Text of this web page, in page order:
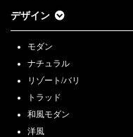
デザイン
モダン
ナチュラル
リゾート/バリ
トラッド
和風モダン
洋風